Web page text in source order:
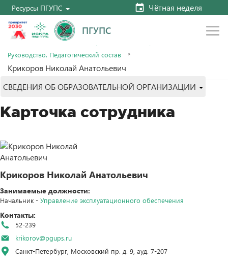
Ресурсы ПГУПС Чётная неделя
ПГУПС
Главная
Сведения об образовательной организации
Руководство. Педагогический состав
Крикоров Николай Анатольевич
СВЕДЕНИЯ ОБ ОБРАЗОВАТЕЛЬНОЙ ОРГАНИЗАЦИИ
Карточка сотрудника
Крикоров Николай Анатольевич
Занимаемые должности:
Начальник - Управление эксплуатационного обеспечения
Контакты:
52-239
krikorov@pgups.ru
Санкт-Петербург, Московский пр. д. 9, ауд. 7-207